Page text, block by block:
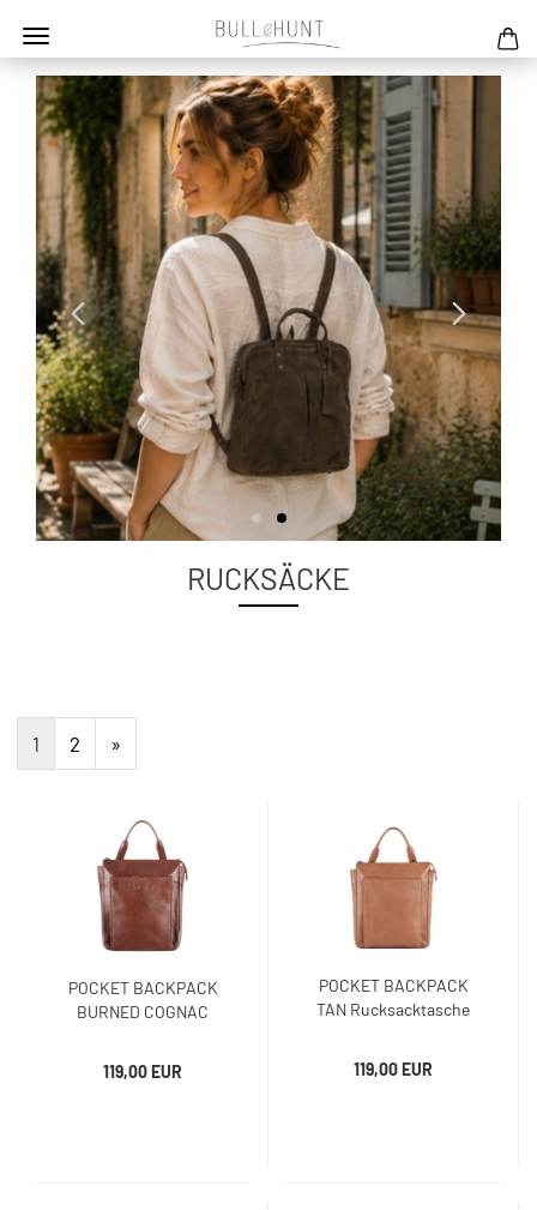
Previous Next
RUCKSÄCKE
1 2 »
POCKET BACKPACK
BURNED COGNAC
119,00 EUR
POCKET BACKPACK
TAN Rucksacktasche
119,00 EUR